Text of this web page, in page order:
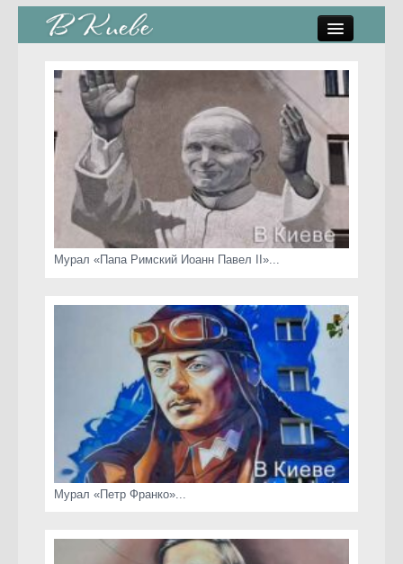
стрит-арт
коты Киева
скамейки
часы Киева
Мурал «Папа Римский Иоанн Павел II»...
Мурал «Петр Франко»...